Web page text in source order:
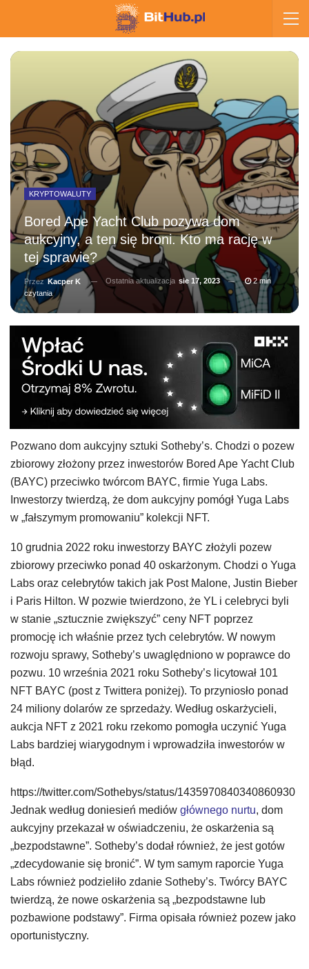
KRYPTOWALUTY
Bored Ape Yacht Club pozywa dom
aukcyjny, a ten się broni. Kto ma rację w
tej sprawie?
PrzezKacper K Ostatnia aktualizacja sie 17, 2023
2 min
czytania
Pozwano dom aukcyjny sztuki Sotheby’s. Chodzi o pozew
zbiorowy złożony przez inwestorów Bored Ape Yacht Club
(BAYC) przeciwko twórcom BAYC, firmie Yuga Labs.
Inwestorzy twierdzą, że dom aukcyjny pomógł Yuga Labs
w „fałszymym promowaniu” kolekcji NFT.
10 grudnia 2022 roku inwestorzy BAYC złożyli pozew
zbiorowy przeciwko ponad 40 oskarżonym. Chodzi o Yuga
Labs oraz celebrytów takich jak Post Malone, Justin Bieber
i Paris Hilton. W pozwie twierdzono, że YL i celebryci byli
w stanie „sztucznie zwiększyć” ceny NFT poprzez
promocję ich właśnie przez tych celebrytów. W nowym
rozwoju sprawy, Sotheby’s uwaględniono w poprawce do
pozwu. 10 września 2021 roku Sotheby’s licytował 101
NFT BAYC (post z Twittera poniżej). To przyniosło ponad
24 miliony dolarów ze sprzedaży. Według oskarżycieli,
aukcja NFT z 2021 roku rzekomo pomogła uczynić Yuga
Labs bardziej wiarygodnym i wprowadziła inwestorów w
błąd.
https://twitter.com/Sothebys/status/1435970840340860930
Jednak według doniesień mediów głównego nurtu, dom
aukcyjny przekazał w oświadczeniu, że oskarżenia są
„bezpodstawne”. Sotheby’s dodał również, że jest gotów
„zdecydowanie się bronić”. W tym samym raporcie Yuga
Labs również podzieliło zdanie Sotheby’s. Twórcy BAYC
twierdzą, że nowe oskarżenia są „bezpodstawne lub
pozbawione podstawy”. Firma opisała również pozew jako
oportunistyczny.